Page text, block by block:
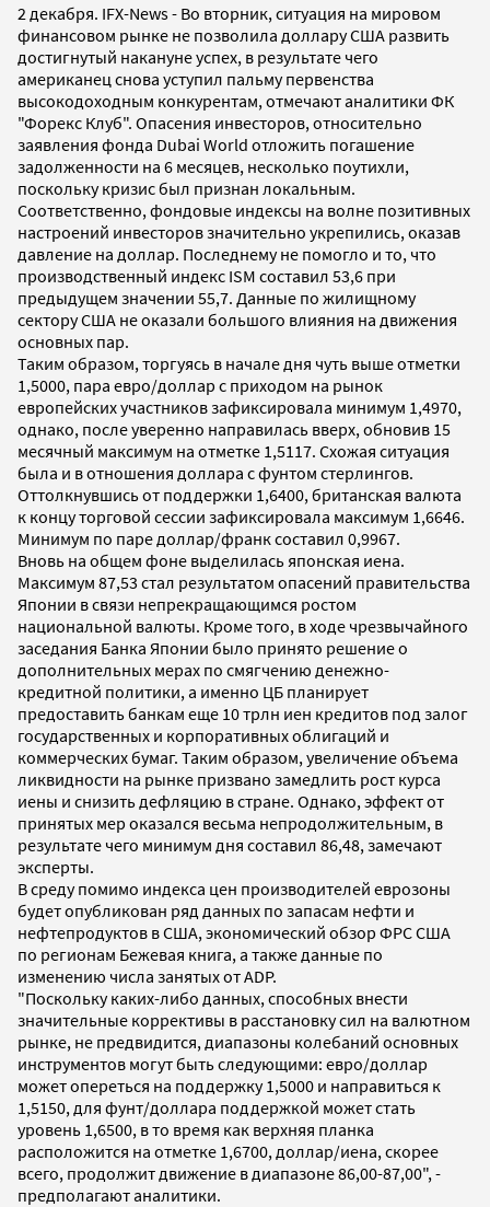
2 декабря. IFX-News - Во вторник, ситуация на мировом
финансовом рынке не позволила доллару США развить
достигнутый накануне успех, в результате чего
американец снова уступил пальму первенства
высокодоходным конкурентам, отмечают аналитики ФК
"Форекс Клуб". Опасения инвесторов, относительно
заявления фонда Dubai World отложить погашение
задолженности на 6 месяцев, несколько поутихли,
поскольку кризис был признан локальным.
Соответственно, фондовые индексы на волне позитивных
настроений инвесторов значительно укрепились, оказав
давление на доллар. Последнему не помогло и то, что
производственный индекс ISM составил 53,6 при
предыдущем значении 55,7. Данные по жилищному
сектору США не оказали большого влияния на движения
основных пар.
Таким образом, торгуясь в начале дня чуть выше отметки
1,5000, пара евро/доллар с приходом на рынок
европейских участников зафиксировала минимум 1,4970,
однако, после уверенно направилась вверх, обновив 15
месячный максимум на отметке 1,5117. Схожая ситуация
была и в отношения доллара с фунтом стерлингов.
Оттолкнувшись от поддержки 1,6400, британская валюта
к концу торговой сессии зафиксировала максимум 1,6646.
Минимум по паре доллар/франк составил 0,9967.
Вновь на общем фоне выделилась японская иена.
Максимум 87,53 стал результатом опасений правительства
Японии в связи непрекращающимся ростом
национальной валюты. Кроме того, в ходе чрезвычайного
заседания Банка Японии было принято решение о
дополнительных мерах по смягчению денежно-
кредитной политики, а именно ЦБ планирует
предоставить банкам еще 10 трлн иен кредитов под залог
государственных и корпоративных облигаций и
коммерческих бумаг. Таким образом, увеличение объема
ликвидности на рынке призвано замедлить рост курса
иены и снизить дефляцию в стране. Однако, эффект от
принятых мер оказался весьма непродолжительным, в
результате чего минимум дня составил 86,48, замечают
эксперты.
В среду помимо индекса цен производителей еврозоны
будет опубликован ряд данных по запасам нефти и
нефтепродуктов в США, экономический обзор ФРС США
по регионам Бежевая книга, а также данные по
изменению числа занятых от ADP.
"Поскольку каких-либо данных, способных внести
значительные коррективы в расстановку сил на валютном
рынке, не предвидится, диапазоны колебаний основных
инструментов могут быть следующими: евро/доллар
может опереться на поддержку 1,5000 и направиться к
1,5150, для фунт/доллара поддержкой может стать
уровень 1,6500, в то время как верхняя планка
расположится на отметке 1,6700, доллар/иена, скорее
всего, продолжит движение в диапазоне 86,00-87,00", -
предполагают аналитики.